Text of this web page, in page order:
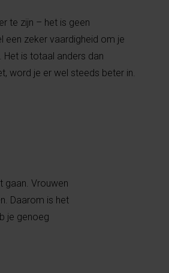
te zijn – het is geen
een zeker vaardigheid om je
Het is totaal anders dan
word je er wel steeds beter in.
gaan. Vrouwen
Daarom is het
je genoeg